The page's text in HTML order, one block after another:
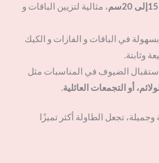
15إلى 20سم
، مثالية لتزيين الباقات و
في الباقات و الفازات و الكيك
وثابتة.
الضيوف في المناسبات مثل
أو التجمعات العائلية.
تجعل الطاولة أكثر تميزًا